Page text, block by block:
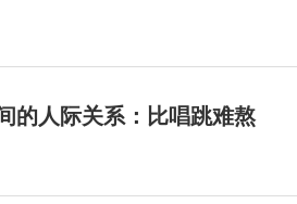
的人际关系：比唱跳难熬